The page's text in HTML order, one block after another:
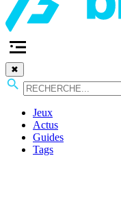
✖
Jeux
Actus
Guides
Tags